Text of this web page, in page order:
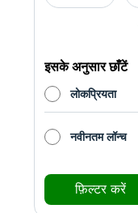
इसके अनुसार छाँटें
लोकप्रियता
नवीनतम लॉन्च
फ़िल्टर करें